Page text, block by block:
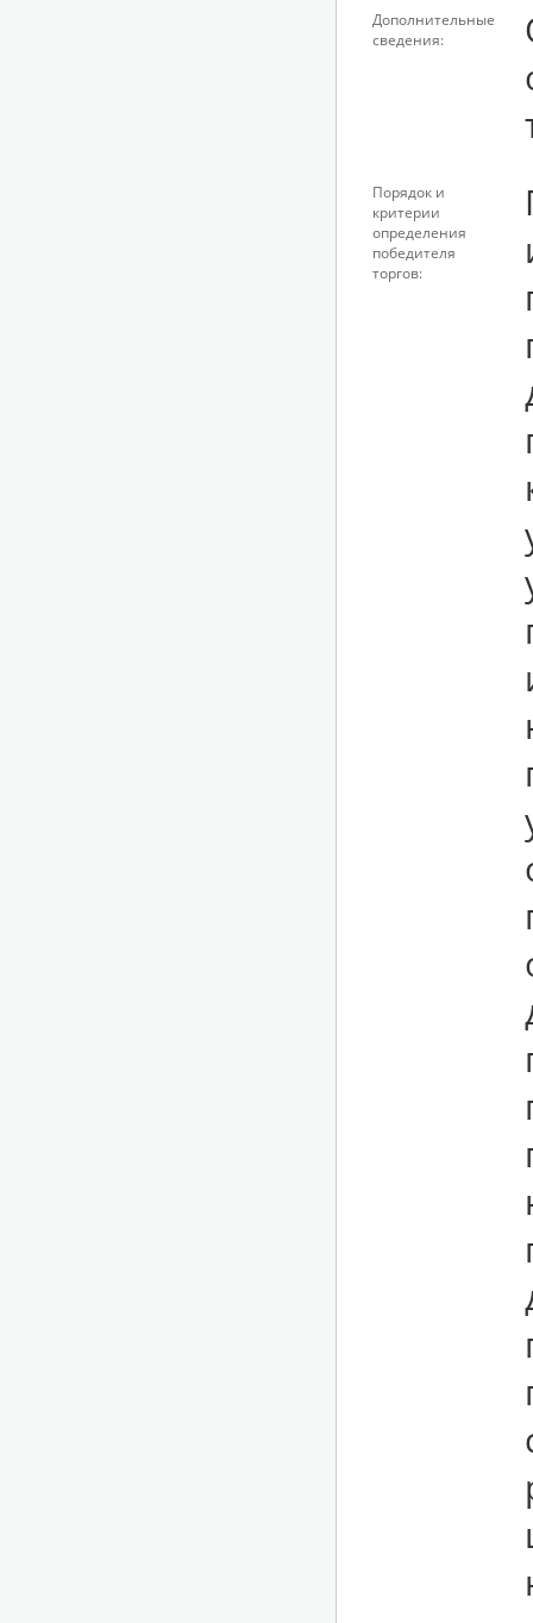
Дополнительные
сведения:
Порядок и
критерии
определения
победителя
торгов: